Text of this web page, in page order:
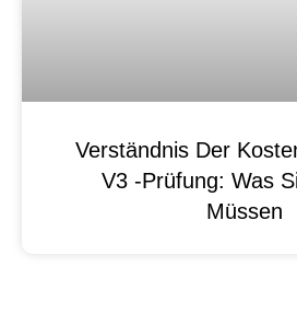
Verständnis Der
V3 -Prüfung: Was
Müssen